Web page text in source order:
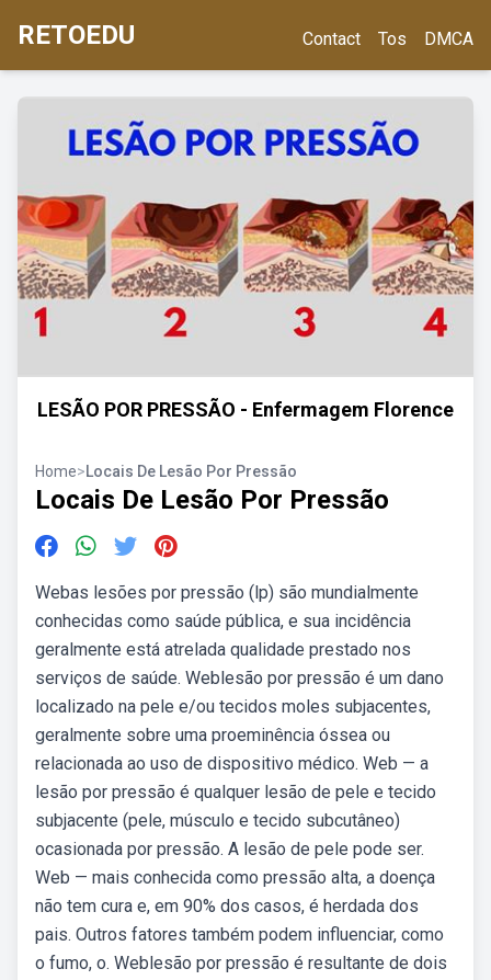
RETOEDU Contact Tos DMCA
LESÃO POR PRESSÃO - Enfermagem Florence
Home>Locais De Lesão Por Pressão
Locais De Lesão Por Pressão
Webas lesões por pressão (lp) são mundialmente
conhecidas como saúde pública, e sua incidência
geralmente está atrelada qualidade prestado nos
serviços de saúde. Weblesão por pressão é um dano
localizado na pele e/ou tecidos moles subjacentes,
geralmente sobre uma proeminência óssea ou
relacionada ao uso de dispositivo médico. Web — a
lesão por pressão é qualquer lesão de pele e tecido
subjacente (pele, músculo e tecido subcutâneo)
ocasionada por pressão. A lesão de pele pode ser.
Web — mais conhecida como pressão alta, a doença
não tem cura e, em 90% dos casos, é herdada dos
pais. Outros fatores também podem influenciar, como
o fumo, o. Weblesão por pressão é resultante de dois